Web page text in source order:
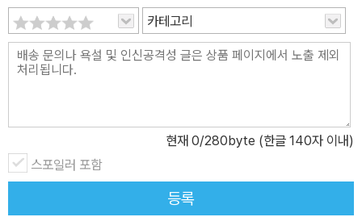
카테고리
현재 0/280byte (한글 140자 이내)
스포일러 포함
등록